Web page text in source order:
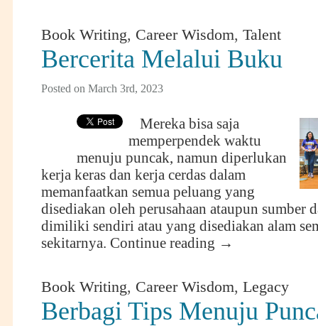
Book Writing, Career Wisdom, Talent
Bercerita Melalui Buku
Posted on March 3rd, 2023
Mereka bisa saja
memperpendek waktu
menuju puncak, namun diperlukan
kerja keras dan kerja cerdas dalam
memanfaatkan semua peluang yang
disediakan oleh perusahaan ataupun sumber
dimiliki sendiri atau yang disediakan alam
sekitarnya. Continue reading →
Book Writing, Career Wisdom, Legacy
Berbagi Tips Menuju